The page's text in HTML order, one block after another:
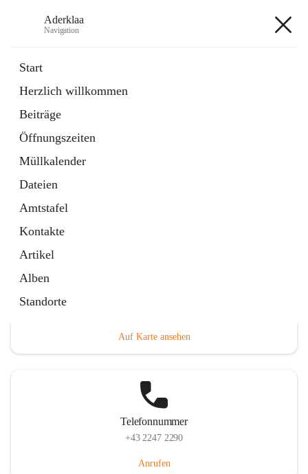
Aderklaa
Navigation
Start
Herzlich willkommen
Beiträge
Öffnungszeiten
Müllkalender
Dateien
Amtstafel
Kontakte
Artikel
Alben
Standorte
6 Schnellzugriffe
Gemeinde
3 Schnellzugriffe
Auf Karte ansehen
Telefonnummer
+43 2247 2290
Anrufen